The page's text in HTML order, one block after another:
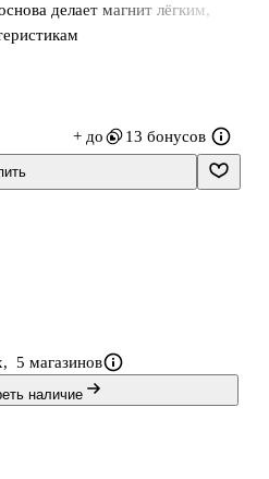
делает магнит лёгким,
подарок друзьям или собрать
+ до 13 бонусов
5 магазинов
наличие